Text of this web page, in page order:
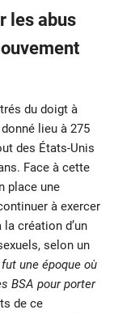
les abus
du doigt à
lieu à 275
des États-Unis
Face à cette
place une
à exercer
création d’un
selon un
une époque où
BSA pour porter
de ce